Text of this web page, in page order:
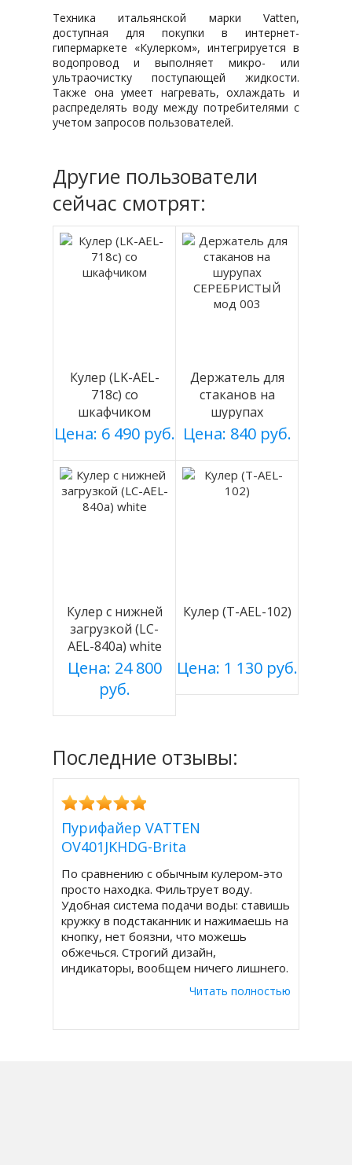
Техника итальянской марки Vatten,
доступная для покупки в интернет-
гипермаркете «Кулерком», интегрируется в
водопровод и выполняет микро- или
ультраочистку поступающей жидкости.
Также она умеет нагревать, охлаждать и
распределять воду между потребителями с
учетом запросов пользователей.
Другие пользователи
сейчас смотрят:
Кулер (LK-AEL-
718c) со
шкафчиком
Цена: 6 490 руб.
Держатель для
стаканов на
шурупах
СЕРЕБРИСТЫЙ
мод 003
Цена: 840 руб.
Кулер с нижней
загрузкой (LC-
AEL-840a) white
Цена: 24 800
руб.
Кулер (T-AEL-102)
Цена: 1 130 руб.
Последние отзывы:
Пурифайер VATTEN
OV401JKHDG-Brita
По сравнению с обычным кулером-это
просто находка. Фильтрует воду.
Удобная система подачи воды: ставишь
кружку в подстаканник и нажимаешь на
кнопку, нет боязни, что можешь
обжечься. Строгий дизайн,
индикаторы, вообщем ничего лишнего.
Для офиса на 15 человек самый раз.
Когда на улица жара, понижаем
она реально утоляла жажду.
Читать полностью